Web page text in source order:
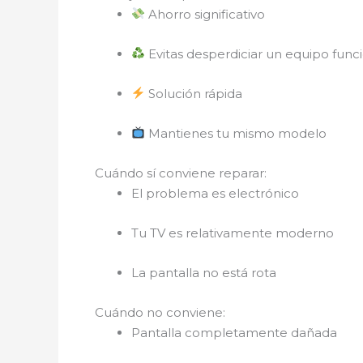
Ahorro significativo
Evitas desperdiciar un equipo
Solución rápida
Mantienes tu mismo modelo
Cuándo sí conviene reparar:
El problema es electrónico
Tu TV es relativamente moderno
La pantalla no está rota
Cuándo no conviene:
Pantalla completamente dañada